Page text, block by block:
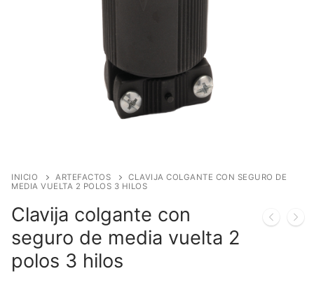
INICIO ARTEFACTOS
CLAVIJA COLGANTE CON SEGURO DE
MEDIA VUELTA 2 POLOS 3 HILOS
Clavija colgante con
seguro de media vuelta 2
polos 3 hilos